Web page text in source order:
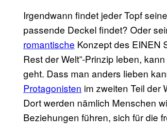
Irgendwann findet jeder Topf
passende Deckel findet? Oder
romantische Konzept des EINEN
Rest der Welt”-Prinzip leben,
geht. Dass man anders lieben
Protagonisten im zweiten Teil der
Dort werden nämlich Menschen
Beziehungen führen, sich für die